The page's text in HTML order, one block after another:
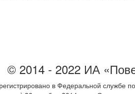
© 2014 - 2022 ИА
в Федеральной службе